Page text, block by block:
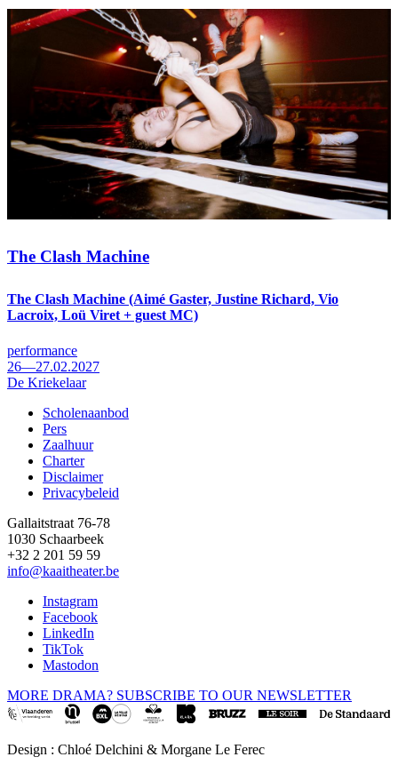
The Clash Machine
The Clash Machine (Aimé Gaster, Justine Richard, Vio
Lacroix, Loü Viret + guest MC)
performance
26—27.02.2027
De Kriekelaar
Footer
Scholenaanbod
Pers
Zaalhuur
Charter
Disclaimer
Privacybeleid
Gallaitstraat 76-78
1030 Schaarbeek
+32 2 201 59 59
info@kaaitheater.be
Instagram
Facebook
LinkedIn
TikTok
Mastodon
MORE DRAMA? SUBSCRIBE TO OUR NEWSLETTER
Design : Chloé Delchini & Morgane Le Ferec